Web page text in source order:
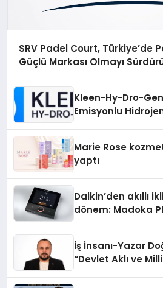
SRV Padel Court, Türkiye’de
Güçlü Markası Olmayı
Kleen-Hy-Dro-Gen
Emisyonlu
Marie Rose
yaptı
Daikin’den akıllı
dönem: Madoka
İş İnsanı-Yazar
“Devlet Aklı ve